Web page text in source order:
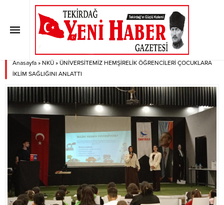
ÜNİVERSİTEMİZ HEMŞİRELİK
ÖĞRENCİLERİ ÇOCUKLARA İKLİM
SAĞLIĞINI ANLATTI
Anasayfa » NKÜ » ÜNİVERSİTEMİZ HEMŞİRELİK ÖĞRENCİLERİ ÇOCUKLARA
İKLİM SAĞLIĞINI ANLATTI